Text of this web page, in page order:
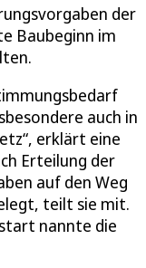
der
Baubeginn im
auch in
erklärt eine
Erteilung der
auf den Weg
teilt sie mit.
nannte die